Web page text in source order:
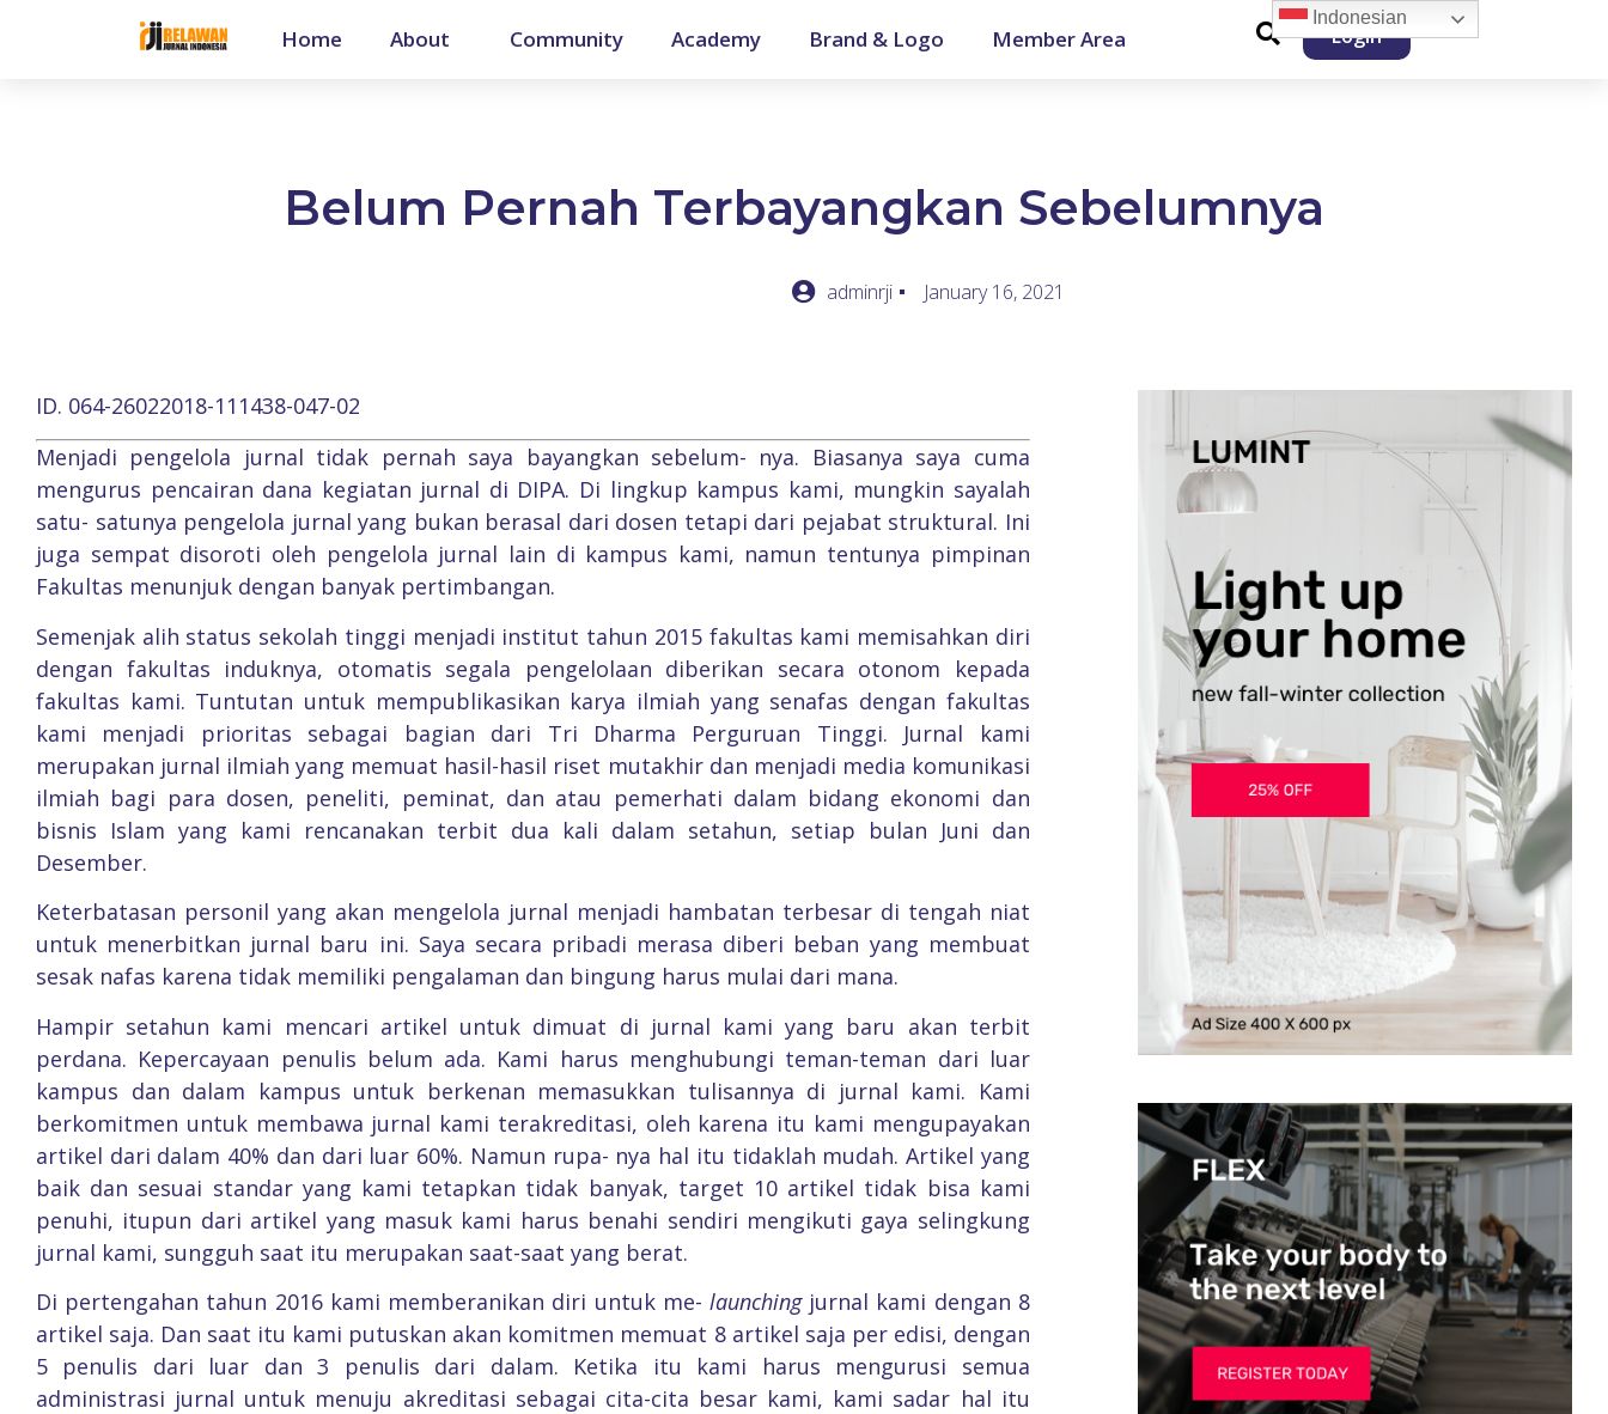
Home About Community Academy Brand & Logo Member Area Login
Belum Pernah Terbayangkan Sebelumnya
adminrji January 16, 2021
ID. 064-26022018-111438-047-02
Menjadi pengelola jurnal tidak pernah saya bayangkan sebelum- nya. Biasanya saya cuma
mengurus pencairan dana kegiatan jurnal di DIPA. Di lingkup kampus kami, mungkin sayalah
satu- satunya pengelola jurnal yang bukan berasal dari dosen tetapi dari pejabat struktural. Ini
juga sempat disoroti oleh pengelola jurnal lain di kampus kami, namun tentunya pimpinan
Fakultas menunjuk dengan banyak pertimbangan.
Semenjak alih status sekolah tinggi menjadi institut tahun 2015 fakultas kami memisahkan diri
dengan fakultas induknya, otomatis segala pengelolaan diberikan secara otonom kepada
fakultas kami. Tuntutan untuk mempublikasikan karya ilmiah yang senafas dengan fakultas
kami menjadi prioritas sebagai bagian dari Tri Dharma Perguruan Tinggi. Jurnal kami
merupakan jurnal ilmiah yang memuat hasil-hasil riset mutakhir dan menjadi media komunikasi
ilmiah bagi para dosen, peneliti, peminat, dan atau pemerhati dalam bidang ekonomi dan
bisnis Islam yang kami rencanakan terbit dua kali dalam setahun, setiap bulan Juni dan
Desember.
Keterbatasan personil yang akan mengelola jurnal menjadi hambatan terbesar di tengah niat
untuk menerbitkan jurnal baru ini. Saya secara pribadi merasa diberi beban yang membuat
sesak nafas karena tidak memiliki pengalaman dan bingung harus mulai dari mana.
Hampir setahun kami mencari artikel untuk dimuat di jurnal kami yang baru akan terbit
perdana. Kepercayaan penulis belum ada. Kami harus menghubungi teman-teman dari luar
kampus dan dalam kampus untuk berkenan memasukkan tulisannya di jurnal kami. Kami
berkomitmen untuk membawa jurnal kami terakreditasi, oleh karena itu kami mengupayakan
artikel dari dalam 40% dan dari luar 60%. Namun rupa- nya hal itu tidaklah mudah. Artikel yang
baik dan sesuai standar yang kami tetapkan tidak banyak, target 10 artikel tidak bisa kami
penuhi, itupun dari artikel yang masuk kami harus benahi sendiri mengikuti gaya selingkung
jurnal kami, sungguh saat itu merupakan saat-saat yang berat.
Di pertengahan tahun 2016 kami memberanikan diri untuk me- launching jurnal kami dengan 8
artikel saja. Dan saat itu kami putuskan akan komitmen memuat 8 artikel saja per edisi, dengan
5 penulis dari luar dan 3 penulis dari dalam. Ketika itu kami harus mengurusi semua
administrasi jurnal untuk menuju akreditasi sebagai cita-cita besar kami, kami sadar hal itu
Indonesian